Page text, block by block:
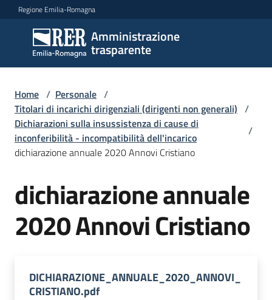
Vai al contenuto
Vai alla navigazione
Vai al footer
Regione Emilia-Romagna
Amministrazione
trasparente
Amministrazione
trasparente
Sottosezioni
Accesso
Home / Personale /
Titolari di incarichi dirigenziali (dirigenti non generali) /
Dichiarazioni sulla insussistenza di cause di
inconferibilità - incompatibilità dell'incarico
/
dichiarazione annuale 2020 Annovi Cristiano
dichiarazione annuale
2020 Annovi Cristiano
DICHIARAZIONE_ANNUALE_2020_ANNOVI_
CRISTIANO.pdf